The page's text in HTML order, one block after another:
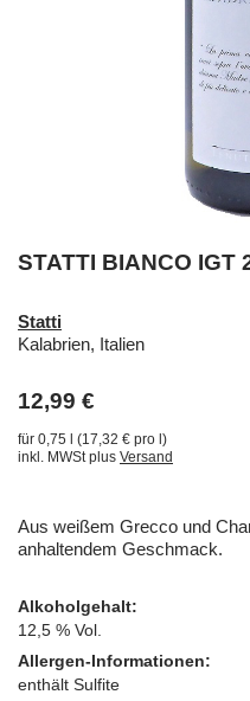
STATTI BIANCO IGT
Statti
Kalabrien, Italien
12,99 €
für 0,75 l (17,32 € pro l)
inkl. MWSt plus Versand
Aus weißem Grecco und
anhaltendem Geschmack.
Alkoholgehalt:
12,5 % Vol.
Allergen-Informationen:
enthält Sulfite